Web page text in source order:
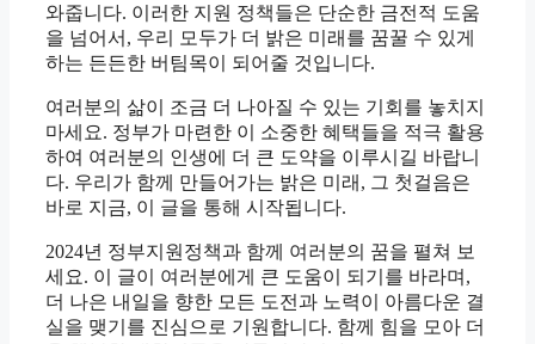
와줍니다. 이러한 지원 정책들은 단순한 금전적 도움
을 넘어서, 우리 모두가 더 밝은 미래를 꿈꿀 수 있게
하는 든든한 버팀목이 되어줄 것입니다.
여러분의 삶이 조금 더 나아질 수 있는 기회를 놓치지
마세요. 정부가 마련한 이 소중한 혜택들을 적극 활용
하여 여러분의 인생에 더 큰 도약을 이루시길 바랍니
다. 우리가 함께 만들어가는 밝은 미래, 그 첫걸음은
바로 지금, 이 글을 통해 시작됩니다.
2024년 정부지원정책과 함께 여러분의 꿈을 펼쳐 보
세요. 이 글이 여러분에게 큰 도움이 되기를 바라며,
더 나은 내일을 향한 모든 도전과 노력이 아름다운 결
실을 맺기를 진심으로 기원합니다. 함께 힘을 모아 더